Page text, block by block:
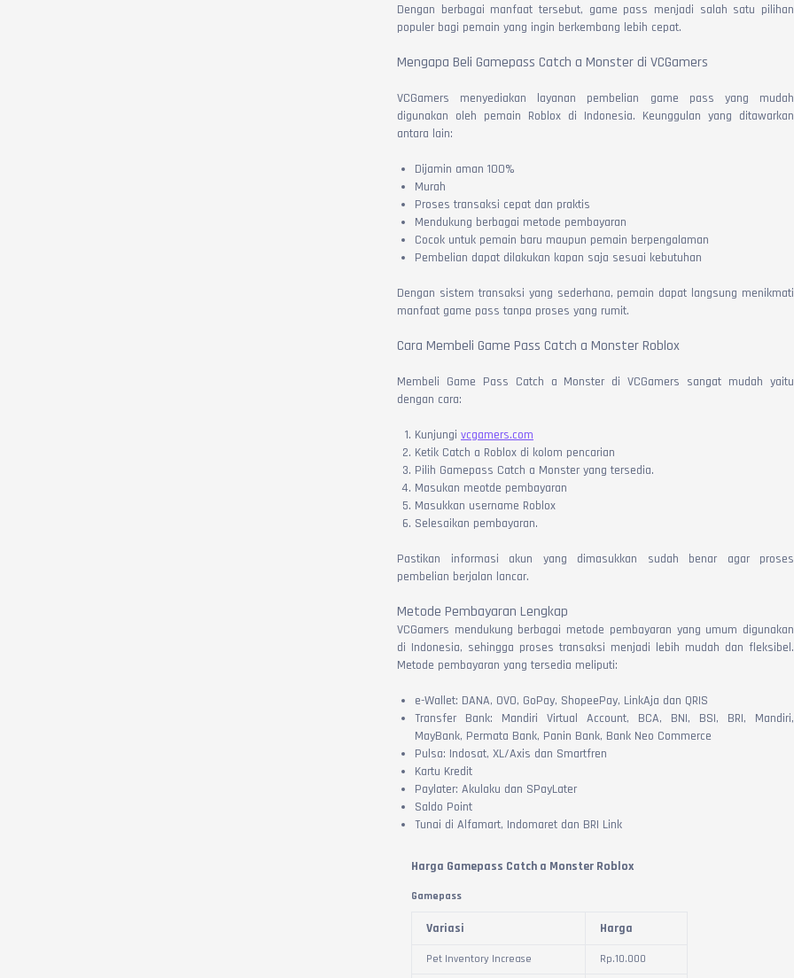
Dengan berbagai manfaat tersebut, game pass menjadi salah satu pilihan
populer bagi pemain yang ingin berkembang lebih cepat.
Mengapa Beli Gamepass Catch a Monster di VCGamers
VCGamers menyediakan layanan pembelian game pass yang mudah
digunakan oleh pemain Roblox di Indonesia. Keunggulan yang ditawarkan
antara lain:
Dijamin aman 100%
Murah
Proses transaksi cepat dan praktis
Mendukung berbagai metode pembayaran
Cocok untuk pemain baru maupun pemain berpengalaman
Pembelian dapat dilakukan kapan saja sesuai kebutuhan
Dengan sistem transaksi yang sederhana, pemain dapat langsung menikmati
manfaat game pass tanpa proses yang rumit.
Cara Membeli Game Pass Catch a Monster Roblox
Membeli Game Pass Catch a Monster di VCGamers sangat mudah yaitu
dengan cara:
Kunjungi vcgamers.com
Ketik Catch a Roblox di kolom pencarian
Pilih Gamepass Catch a Monster yang tersedia.
Masukan meotde pembayaran
Masukkan username Roblox
Selesaikan pembayaran.
Pastikan informasi akun yang dimasukkan sudah benar agar proses
pembelian berjalan lancar.
Metode Pembayaran Lengkap
VCGamers mendukung berbagai metode pembayaran yang umum digunakan
di Indonesia, sehingga proses transaksi menjadi lebih mudah dan fleksibel.
Metode pembayaran yang tersedia meliputi:
e-Wallet: DANA, OVO, GoPay, ShopeePay, LinkAja dan QRIS
Transfer Bank: Mandiri Virtual Account, BCA, BNI, BSI, BRI, Mandiri,
MayBank, Permata Bank, Panin Bank, Bank Neo Commerce
Pulsa: Indosat, XL/Axis dan Smartfren
Kartu Kredit
Paylater: Akulaku dan SPayLater
Saldo Point
Tunai di Alfamart, Indomaret dan BRI Link
Harga Gamepass Catch a Monster Roblox
Gamepass
Variasi Harga
Pet Inventory Increase Rp.10.000